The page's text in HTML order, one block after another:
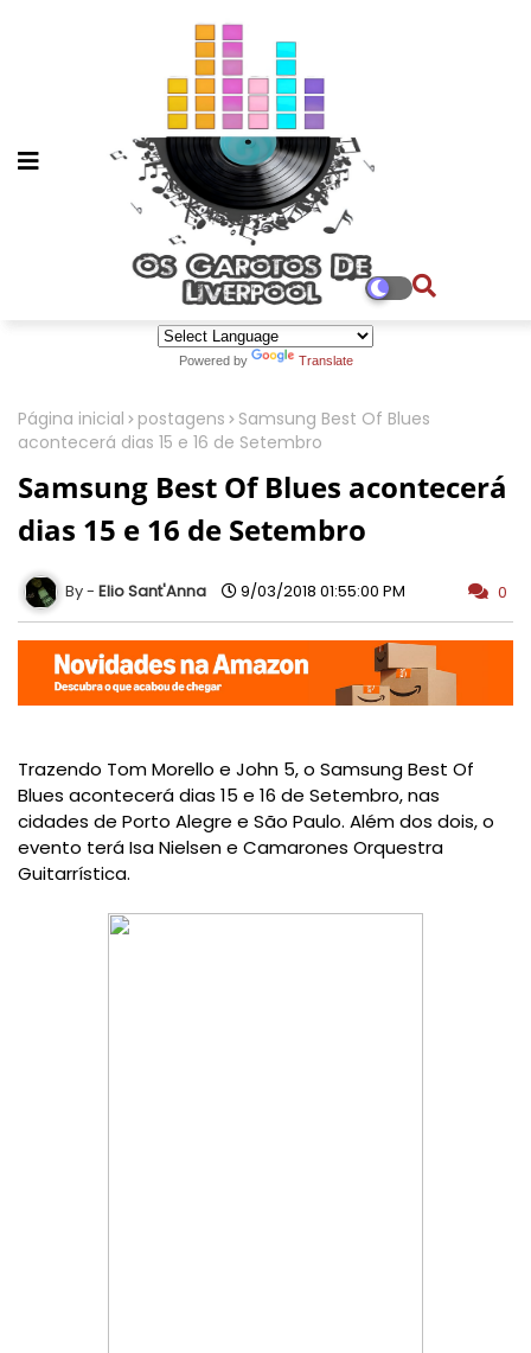
Powered by Translate
Página inicial postagens
Samsung Best Of Blues
acontecerá dias 15 e 16 de Setembro
Samsung Best Of Blues acontecerá
dias 15 e 16 de Setembro
Elio Sant'Anna 9/03/2018 01:55:00 PM 0
Trazendo Tom Morello e John 5, o Samsung Best Of
Blues acontecerá dias 15 e 16 de Setembro, nas
cidades de Porto Alegre e São Paulo. Além dos dois, o
evento terá Isa Nielsen e Camarones Orquestra
Guitarrística.